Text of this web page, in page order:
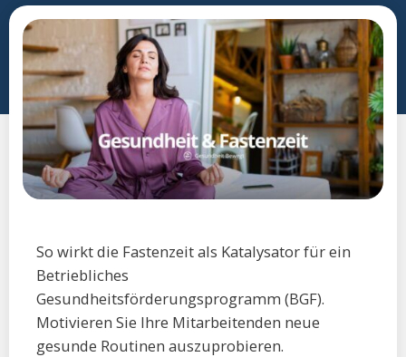
So wirkt die Fastenzeit als Katalysator für ein
Betriebliches
Gesundheitsförderungsprogramm (BGF).
Motivieren Sie Ihre Mitarbeitenden neue
gesunde Routinen auszuprobieren.